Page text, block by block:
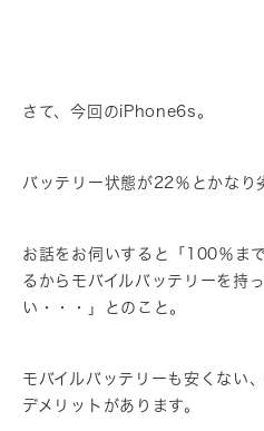
さて、今回のiPhone6s。
バッテリー状態が22％とかなり
お話をお伺いすると「100％ま
るからモバイルバッテリーを持
い・・・」とのこと。
モバイルバッテリーも安くない
デメリットがあります。